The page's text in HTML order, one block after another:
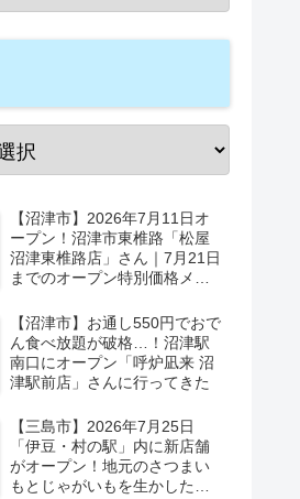
【沼津市】2026年7月11日オ
ープン！沼津市東椎路「松屋
沼津東椎路店」さん｜7月21日
までのオープン特別価格メニ
【沼津市】お通し550円でおで
ん食べ放題が破格…！沼津駅
南口にオープン「呼炉凪来 沼
津駅前店」さんに行ってきた
【三島市】2026年7月25日
「伊豆・村の駅」内に新店舗
がオープン！地元のさつまい
もとじゃがいもを生かしたベ